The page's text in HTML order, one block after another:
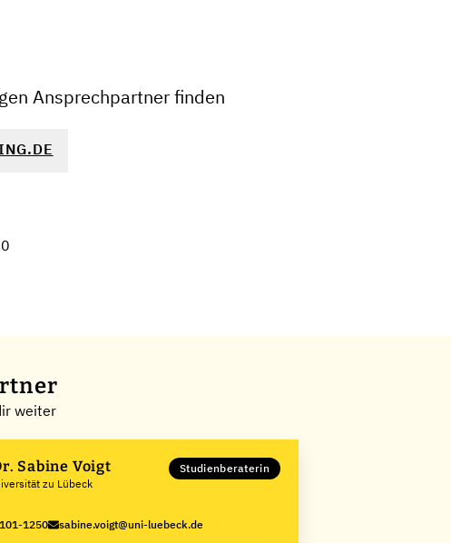
Ansprechpartner finden
weiter
Sabine Voigt
zu Lübeck
Studienberaterin
1250 sabine.voigt@uni-luebeck.de